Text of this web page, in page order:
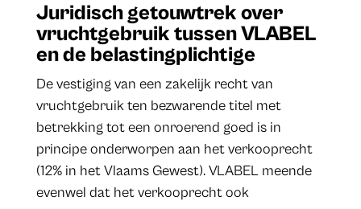
Juridisch getouwtrek over
vruchtgebruik tussen VLABEL
en de belastingplichtige
De vestiging van een zakelijk recht van
vruchtgebruik ten bezwarende titel met
betrekking tot een onroerend goed is in
principe onderworpen aan het verkooprecht
(12% in het Vlaams Gewest). VLABEL meende
evenwel dat het verkooprecht ook